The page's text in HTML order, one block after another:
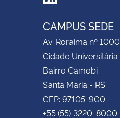
RSS
CAMPUS SEDE
Av. Roraima nº 1000
Cidade Universitária
Bairro Camobi
Santa Maria - RS
CEP: 97105-900
+55 (55) 3220-8000